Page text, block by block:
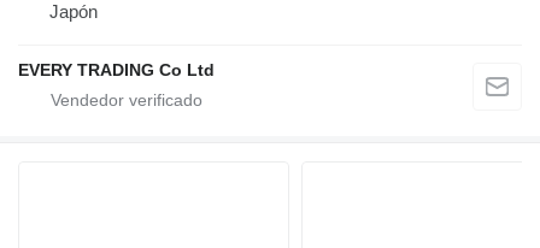
Japón
EVERY TRADING Co Ltd